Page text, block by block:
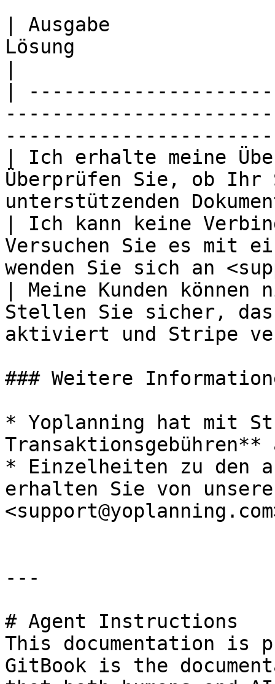
| Ausgabe
Lösung
|
| Ich erhalte meine
Überprüfen Sie, ob
unterstützenden
| Ich kann keine
Versuchen Sie es mit
wenden Sie sich an
| Meine Kunden
Stellen Sie sicher,
aktiviert und Stripe
### Weitere
* Yoplanning hat mit
Transaktionsgebühren**
* Einzelheiten zu den
erhalten Sie von
---
# Agent Instructions
This documentation is
GitBook is the